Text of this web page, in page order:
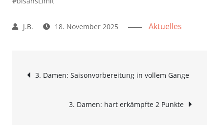
18. November 2025 Aktuelles
Beitrags-
Navigation
3. Damen: Saisonvorbereitung in vollem Gange
3. Damen: hart erkämpfte 2 Punkte